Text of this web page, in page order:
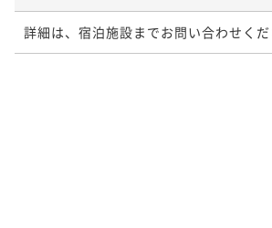
詳細は、宿泊施設までお問い合わせくだ